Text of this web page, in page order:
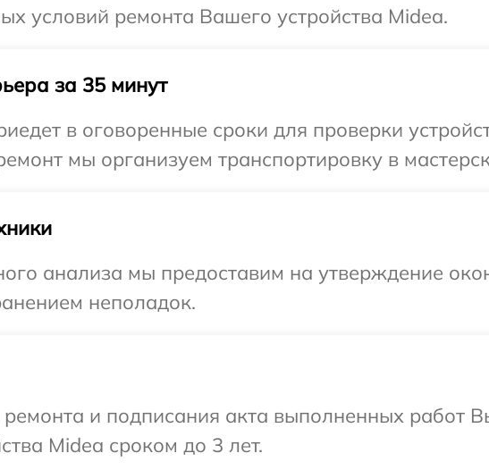
условий ремонта Вашего устройства Midea.
за 35 минут
в оговоренные сроки для проверки
мы организуем транспортировку в
анализа мы предоставим на утверждение
неполадок.
и подписания акта выполненных работ
Midea сроком до 3 лет.